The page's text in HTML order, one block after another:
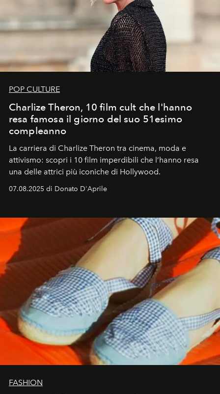
POP CULTURE
Charlize Theron, 10 film cult che l'hanno
resa famosa il giorno del suo 51esimo
compleanno
La carriera di Charlize Theron tra cinema, moda e
attivismo: scopri i 10 film imperdibili che l’hanno resa
una delle attrici più iconiche di Hollywood.
07.08.2025 di Donato D'Aprile
FASHION